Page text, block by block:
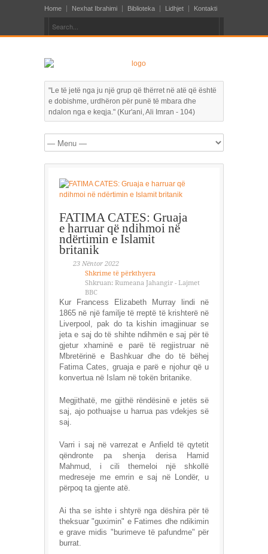
Home Nexhat Ibrahimi Biblioteka Lidhjet Kontakti
"Le të jetë nga ju një grup që thërret në atë që është
e dobishme, urdhëron për punë të mbara dhe
ndalon nga e keqja." (Kur'ani, Ali Imran - 104)
FATIMA CATES: Gruaja
e harruar që ndihmoi në
ndërtimin e Islamit
britanik
23 Nëntor 2022
Shkrime të përkthyera
Shkruan: Rumeana Jahangir - Lajmet
BBC
Kur Francess Elizabeth Murray lindi në
1865 në një familje të rreptë të krishterë në
Liverpool, pak do ta kishin imagjinuar se
jeta e saj do të shihte ndihmën e saj për të
gjetur xhaminë e parë të regjistruar në
Mbretërinë e Bashkuar dhe do të bëhej
Fatima Cates, gruaja e parë e njohur që u
konvertua në Islam në tokën britanike.
Megjithatë, me gjithë rëndësinë e jetës së
saj, ajo pothuajse u harrua pas vdekjes së
saj.
Varri i saj në varrezat e Anfield të qytetit
qëndronte pa shenja derisa Hamid
Mahmud, i cili themeloi një shkollë
medreseje me emrin e saj në Londër, u
përpoq ta gjente atë.
Ai tha se ishte i shtyrë nga dëshira për të
theksuar "guximin" e Fatimes dhe ndikimin
e grave midis "burimeve të pafundme" për
burrat.